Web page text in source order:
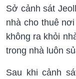
Sở cảnh sát
nhà cho thuê
không ra khỏi
trong nhà luôn
Sau khi cảnh